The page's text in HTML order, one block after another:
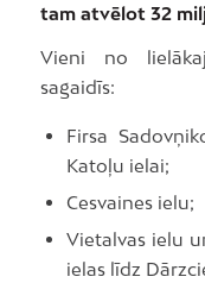
tam atvēlot 32
Vieni no
sagaidīs:
Firsa
Katoļu ielai;
Cesvaines ielu;
Vietalvas ielu
ielas līdz